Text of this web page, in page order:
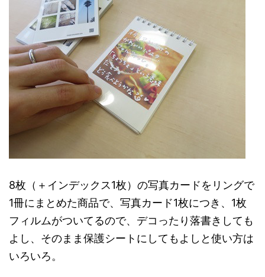
8枚（＋インデックス1枚）の写真カードをリングで
1冊にまとめた商品で、写真カード1枚につき、1枚
フィルムがついてるので、デコったり落書きしても
よし、そのまま保護シートにしてもよしと使い方は
いろいろ。